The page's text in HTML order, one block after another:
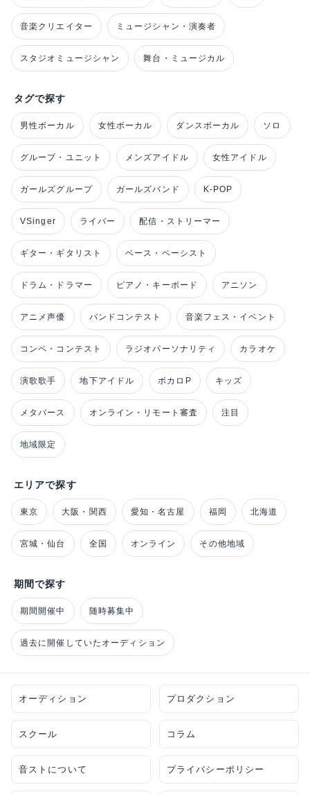
音楽クリエイター ミュージシャン・演奏者
スタジオミュージシャン 舞台・ミュージカル
タグで探す
男性ボーカル 女性ボーカル ダンスボーカル ソロ
グループ・ユニット メンズアイドル 女性アイドル
ガールズグループ ガールズバンド K-POP
VSinger ライバー 配信・ストリーマー
ギター・ギタリスト ベース・ベーシスト
ドラム・ドラマー ピアノ・キーボード アニソン
アニメ声優 バンドコンテスト 音楽フェス・イベント
コンペ・コンテスト ラジオパーソナリティ カラオケ
演歌歌手 地下アイドル ボカロP キッズ
メタバース オンライン・リモート審査 注目
地域限定
エリアで探す
東京 大阪・関西 愛知・名古屋 福岡 北海道
宮城・仙台 全国 オンライン その他地域
期間で探す
期間開催中 随時募集中
過去に開催していたオーディション
オーディション プロダクション
スクール コラム
音ストについて プライバシーポリシー